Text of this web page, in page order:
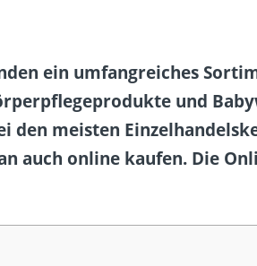
ein umfangreiches
und
den meisten
auch online kaufen. Die